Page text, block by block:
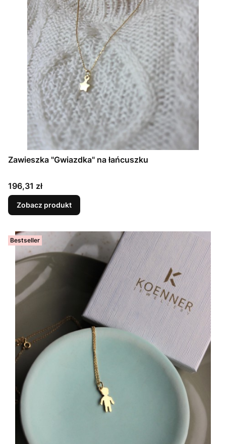
Zawieszka "Gwiazdka" na łańcuszku
Cena
196,31 zł
Zobacz produkt
Bestseller